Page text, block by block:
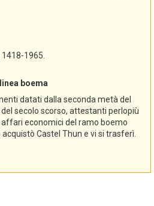
1965.
boema
datati dalla seconda metà del
del secolo scorso, attestanti perlopiù
economici del ramo boemo
Castel Thun e vi si trasferì.